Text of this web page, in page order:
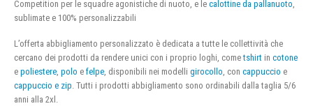
Competition per le squadre agonistiche di nuoto, e le calottine da pallanuoto,
sublimate e 100% personalizzabili
L’offerta abbigliamento personalizzato è dedicata a tutte le collettività che
cercano dei prodotti da rendere unici con i proprio loghi, cometshirt in cotone
e poliestere, polo e felpe, disponibili nei modelli girocollo, con cappuccio e
cappuccio e zip. Tutti i prodotti abbigliamento sono ordinabili dalla taglia 5/6
anni alla 2xl.